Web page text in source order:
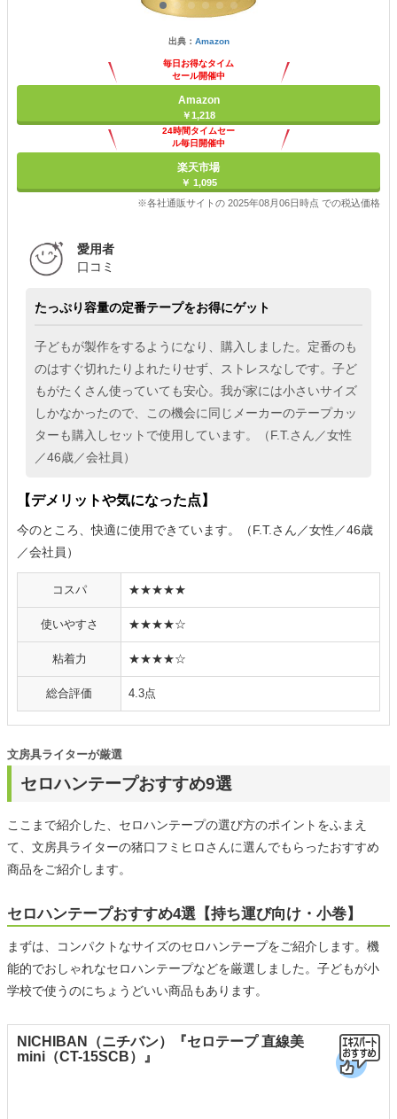
出典： Amazon
毎日お得なタイム
セール開催中
Amazon
￥1,218
24時間タイムセー
ル毎日開催中
楽天市場
￥ 1,095
※各社通販サイトの 2025年08月06日時点 での税込価格
愛用者
口コミ
たっぷり容量の定番テープをお得にゲット
子どもが製作をするようになり、購入しました。定番のも
のはすぐ切れたりよれたりせず、ストレスなしです。子ど
もがたくさん使っていても安心。我が家には小さいサイズ
しかなかったので、この機会に同じメーカーのテープカッ
ターも購入しセットで使用しています。（F.T.さん／女性
／46歳／会社員）
【デメリットや気になった点】
今のところ、快適に使用できています。（F.T.さん／女性／46歳
／会社員）
コスパ ★★★★★
使いやすさ ★★★★☆
粘着力 ★★★★☆
総合評価 4.3点
セロハンテープおすすめ9選
文房具ライターが厳選
ここまで紹介した、セロハンテープの選び方のポイントをふまえ
て、文房具ライターの猪口フミヒロさんに選んでもらったおすすめ
商品をご紹介します。
セロハンテープおすすめ4選【持ち運び向け・小巻】
まずは、コンパクトなサイズのセロハンテープをご紹介します。機
能的でおしゃれなセロハンテープなどを厳選しました。子どもが小
学校で使うのにちょうどいい商品もあります。
NICHIBAN（ニチバン）『セロテープ 直線美
mini（CT-15SCB）』